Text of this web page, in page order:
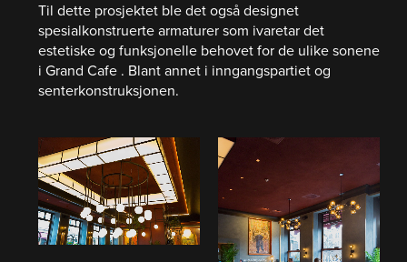
Til dette prosjektet ble det også designet
spesialkonstruerte armaturer som ivaretar det
estetiske og funksjonelle behovet for de ulike sonene
i Grand Cafe . Blant annet i inngangspartiet og
senterkonstruksjonen.